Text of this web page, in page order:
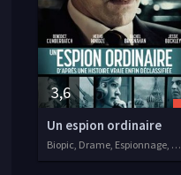
3,6
Un espion ordinaire
Biopic, Drame, Espionnage, Thriller, 2021